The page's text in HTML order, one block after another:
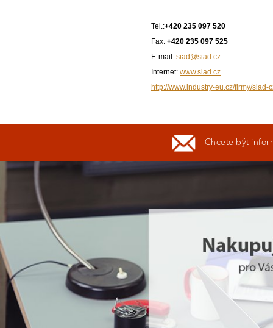
Tel.:+420 235 097 520
Fax: +420 235 097 525
E-mail: siad@siad.cz
Internet: www.siad.cz
http://www.industry-eu.cz/firmy/siad-
Chcete být